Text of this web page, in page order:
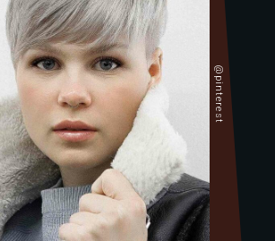
@pinterest